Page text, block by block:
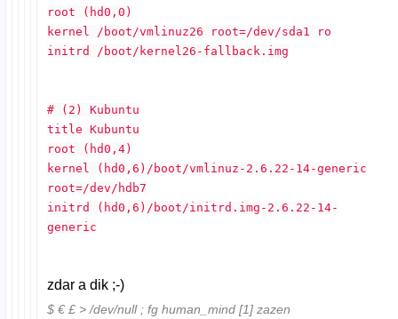
root (hd0,0)
kernel /boot/vmlinuz26 root=/dev/sda1 ro
initrd /boot/kernel26-fallback.img
# (2) Kubuntu
title Kubuntu
root (hd0,4)
kernel (hd0,6)/boot/vmlinuz-2.6.22-14-generic
root=/dev/hdb7
initrd (hd0,6)/boot/initrd.img-2.6.22-14-
generic
zdar a dik ;-)
$ € £ > /dev/null ; fg human_mind [1] zazen